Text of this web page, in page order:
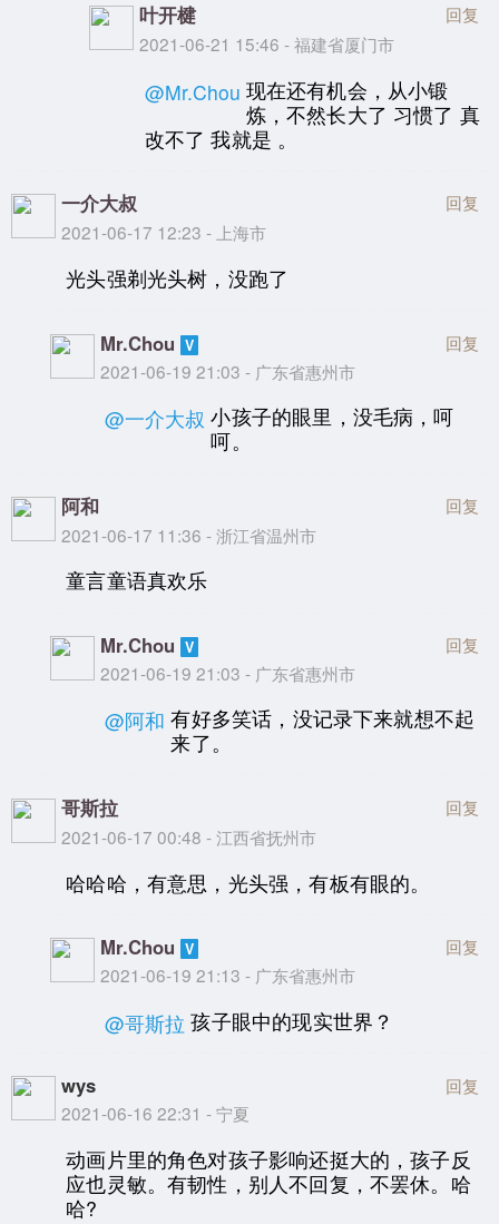
叶开楗
2021-06-21 15:46 - 福建省厦门市
回复
@Mr.Chou 现在还有机会，从小锻
炼，不然长大了 习惯了 真
改不了 我就是 。
一介大叔
2021-06-17 12:23 - 上海市
回复
光头强剃光头树，没跑了
Mr.Chou
2021-06-19 21:03 - 广东省惠州市
回复
@一介大叔 小孩子的眼里，没毛病，呵
呵。
阿和
2021-06-17 11:36 - 浙江省温州市
回复
童言童语真欢乐
Mr.Chou
2021-06-19 21:03 - 广东省惠州市
回复
@阿和 有好多笑话，没记录下来就想不起
来了。
哥斯拉
2021-06-17 00:48 - 江西省抚州市
回复
哈哈哈，有意思，光头强，有板有眼的。
Mr.Chou
2021-06-19 21:13 - 广东省惠州市
回复
@哥斯拉 孩子眼中的现实世界？
wys
2021-06-16 22:31 - 宁夏
回复
动画片里的角色对孩子影响还挺大的，孩子反
应也灵敏。有韧性，别人不回复，不罢休。哈
哈?